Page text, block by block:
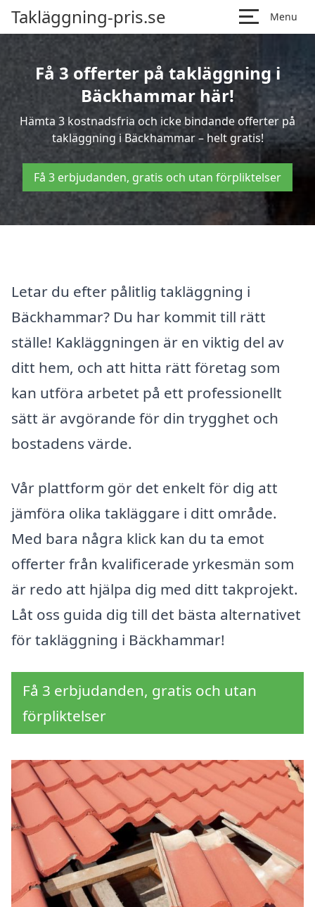
Takläggning-pris.se Menu
Få 3 offerter på takläggning i
Bäckhammar här!
Hämta 3 kostnadsfria och icke bindande offerter på
takläggning i Bäckhammar – helt gratis!
Få 3 erbjudanden, gratis och utan förpliktelser
Letar du efter pålitlig takläggning i
Bäckhammar? Du har kommit till rätt
ställe! Kakläggningen är en viktig del av
ditt hem, och att hitta rätt företag som
kan utföra arbetet på ett professionellt
sätt är avgörande för din trygghet och
bostadens värde.
Vår plattform gör det enkelt för dig att
jämföra olika takläggare i ditt område.
Med bara några klick kan du ta emot
offerter från kvalificerade yrkesmän som
är redo att hjälpa dig med ditt takprojekt.
Låt oss guida dig till det bästa alternativet
för takläggning i Bäckhammar!
Få 3 erbjudanden, gratis och utan
förpliktelser